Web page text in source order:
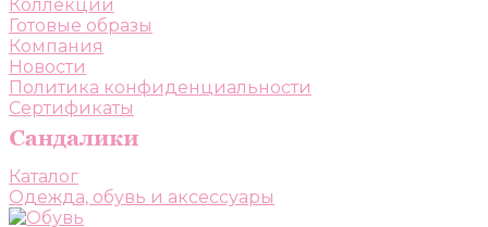
Коллекции
Готовые образы
Компания
Новости
Политика конфиденциальности
Сертификаты
Каталог
Одежда, обувь и аксессуары